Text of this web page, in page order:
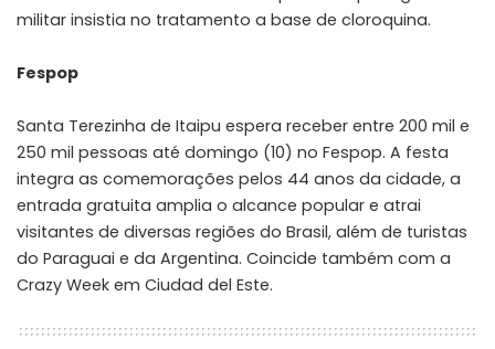
militar insistia no tratamento a base de cloroquina.
Fespop
Santa Terezinha de Itaipu espera receber entre 200 mil e
250 mil pessoas até domingo (10) no Fespop. A festa
integra as comemorações pelos 44 anos da cidade, a
entrada gratuita amplia o alcance popular e atrai
visitantes de diversas regiões do Brasil, além de turistas
do Paraguai e da Argentina. Coincide também com a
Crazy Week em Ciudad del Este.